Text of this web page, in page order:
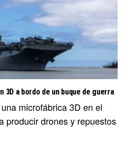
3D a bordo de un buque de guerra
microfábrica 3D en el
producir drones y repuestos